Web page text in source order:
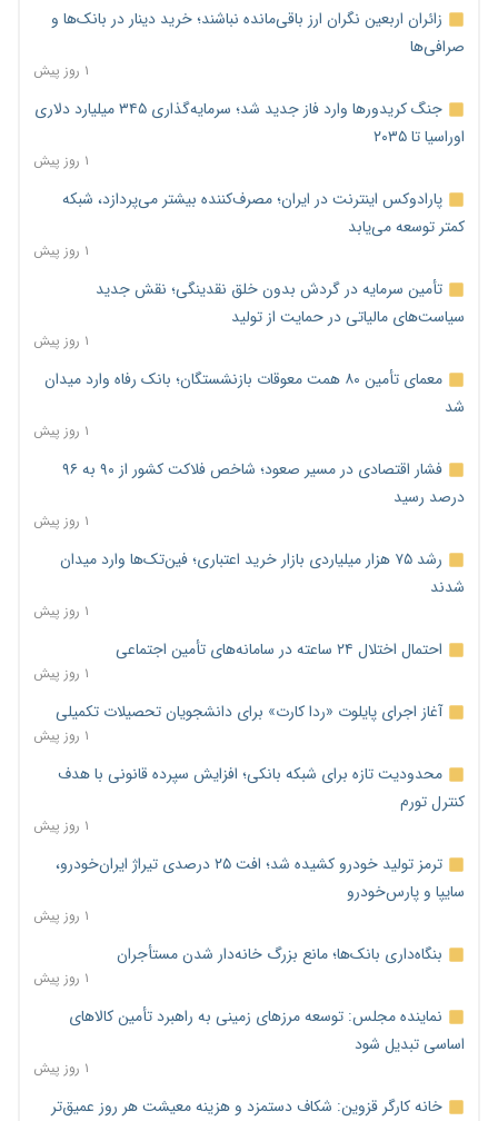
زائران اربعین نگران ارز باقی‌مانده نباشند؛ خرید دینار در بانک‌ها و
صرافی‌ها
۱ روز پیش
جنگ کریدورها وارد فاز جدید شد؛ سرمایه‌گذاری ۳۴۵ میلیارد دلاری
اوراسیا تا ۲۰۳۵
۱ روز پیش
پارادوکس اینترنت در ایران؛ مصرف‌کننده بیشتر می‌پردازد، شبکه
کمتر توسعه می‌یابد
۱ روز پیش
تأمین سرمایه در گردش بدون خلق نقدینگی؛ نقش جدید
سیاست‌های مالیاتی در حمایت از تولید
۱ روز پیش
معمای تأمین ۸۰ همت معوقات بازنشستگان؛ بانک رفاه وارد میدان
شد
۱ روز پیش
فشار اقتصادی در مسیر صعود؛ شاخص فلاکت کشور از ۹۰ به ۹۶
درصد رسید
۱ روز پیش
رشد ۷۵ هزار میلیاردی بازار خرید اعتباری؛ فین‌تک‌ها وارد میدان
شدند
۱ روز پیش
احتمال اختلال ۲۴ ساعته در سامانه‌های تأمین اجتماعی
۱ روز پیش
آغاز اجرای پایلوت «ردا کارت» برای دانشجویان تحصیلات تکمیلی
۱ روز پیش
محدودیت تازه برای شبکه بانکی؛ افزایش سپرده قانونی با هدف
کنترل تورم
۱ روز پیش
ترمز تولید خودرو کشیده شد؛ افت ۲۵ درصدی تیراژ ایران‌خودرو،
سایپا و پارس‌خودرو
۱ روز پیش
بنگاه‌داری بانک‌ها؛ مانع بزرگ خانه‌دار شدن مستأجران
۱ روز پیش
نماینده مجلس: توسعه مرزهای زمینی به راهبرد تأمین کالاهای
اساسی تبدیل شود
۱ روز پیش
خانه کارگر قزوین: شکاف دستمزد و هزینه معیشت هر روز عمیق‌تر